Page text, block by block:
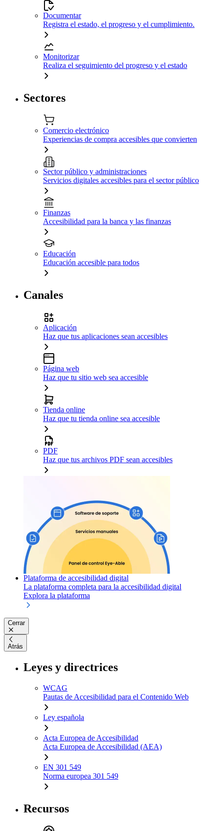
Documentar
Registra el estado, el progreso y el cumplimiento.
Monitorizar
Realiza el seguimiento del progreso y el estado
Sectores
Comercio electrónico
Experiencias de compra accesibles que convierten
Sector público y administraciones
Servicios digitales accesibles para el sector público
Finanzas
Accesibilidad para la banca y las finanzas
Educación
Educación accesible para todos
Canales
Aplicación
Haz que tus aplicaciones sean accesibles
Página web
Haz que tu sitio web sea accesible
Tienda online
Haz que tu tienda online sea accesible
PDF
Haz que tus archivos PDF sean accesibles
Plataforma de accesibilidad digital
La plataforma completa para la accesibilidad digital
Explora la plataforma
Cerrar
Atrás
Leyes y directrices
WCAG
Pautas de Accesibilidad para el Contenido Web
Ley española
Acta Europea de Accesibilidad
Acta Europea de Accesibilidad (AEA)
EN 301 549
Norma europea 301 549
Recursos